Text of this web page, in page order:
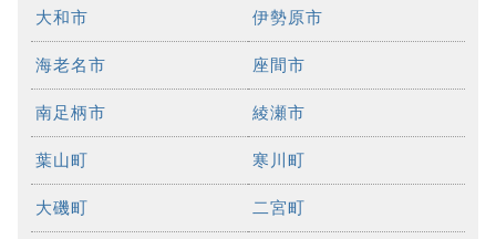
大和市 伊勢原市
海老名市 座間市
南足柄市 綾瀬市
葉山町 寒川町
大磯町 二宮町